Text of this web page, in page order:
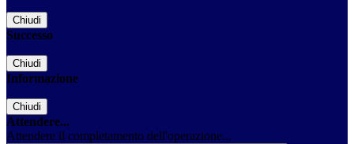
Chiudi
Successo
Chiudi
Informazione
Chiudi
Attendere...
Attendere il completamento dell'operazione...